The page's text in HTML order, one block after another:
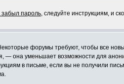
пароль, следуйте инструкциям, и
форумы требуют, чтобы все
— она уменьшает возможности для
в письме, если вы не получили